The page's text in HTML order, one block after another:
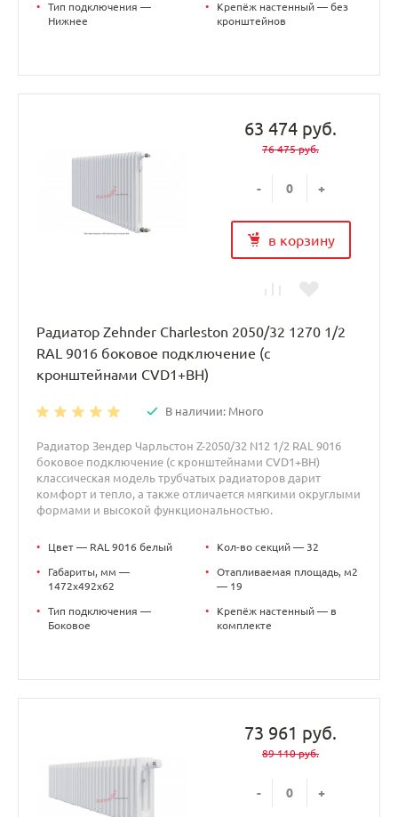
•
Тип подключения —
Нижнее
•
Крепёж настенный — без
кронштейнов
63 474 руб.
76 475 руб.
- +
в корзину
Радиатор Zehnder Charleston 2050/32 1270 1/2
RAL 9016 боковое подключение (с
кронштейнами CVD1+BH)
В наличии: Много
Радиатор Зендер Чарльстон Z-2050/32 N12 1/2 RAL 9016
боковое подключение (с кронштейнами CVD1+BH)
классическая модель трубчатых радиаторов дарит
комфорт и тепло, а также отличается мягкими округлыми
формами и высокой функциональностью.
• Цвет — RAL 9016 белый
•
Габариты, мм —
1472x492x62
•
Тип подключения —
Боковое
• Кол-во секций — 32
•
Отапливаемая площадь, м2
— 19
•
Крепёж настенный — в
комплекте
73 961 руб.
89 110 руб.
- +